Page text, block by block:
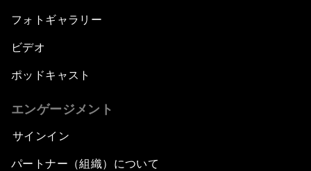
フォトギャラリー
ビデオ
ポッドキャスト
エンゲージメント
サインイン
パートナー（組織）について